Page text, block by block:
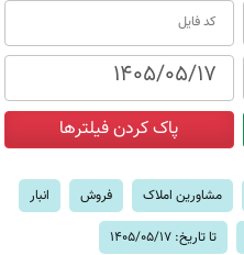
مشاورین املاک فروش انبار
تا تاریخ: 1405/05/17